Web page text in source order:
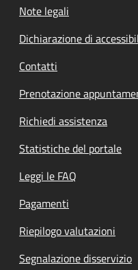
Note legali
Dichiarazione di
Contatti
Prenotazione
Richiedi assistenza
Statistiche del portale
Leggi le FAQ
Pagamenti
Riepilogo valutazioni
Segnalazione disservizio